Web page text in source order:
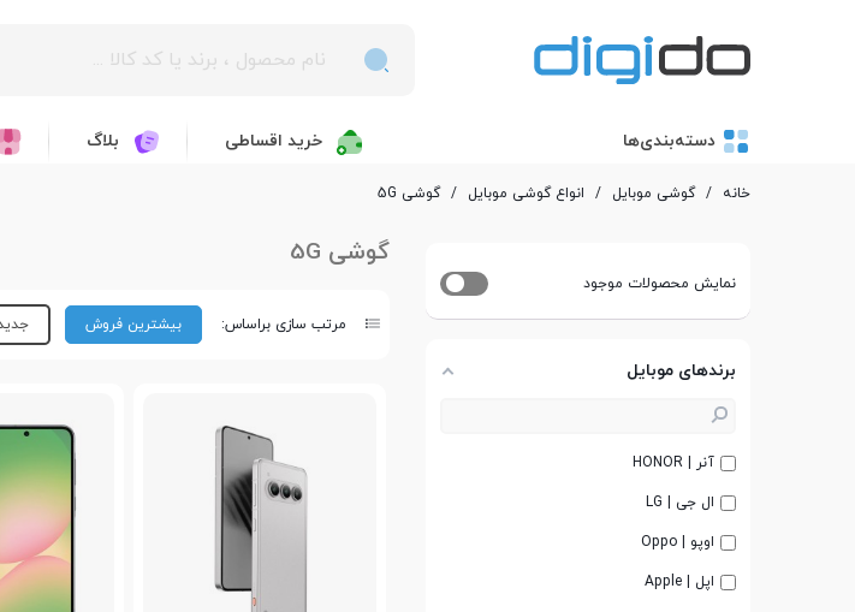
دسته‌بندی‌ها خرید اقساطی بلاگ
خانه / گوشی موبایل / انواع گوشی موبایل / گوشی 5G
نمایش محصولات موجود
برندهای موبایل
آنر | HONOR
ال جی | LG
اوپو | Oppo
اپل | Apple
گوشی 5G
مرتب سازی براساس: بیشترین فروش